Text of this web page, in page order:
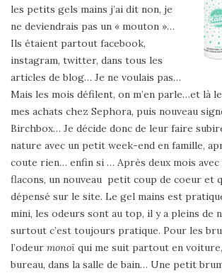
les petits gels mains j’ai dit non, je
ne deviendrais pas un « mouton »…
Ils étaient partout facebook,
instagram, twitter, dans tous les
articles de blog… Je ne voulais pas…
Mais les mois défilent, on m’en parle…et là
mes achats chez Sephora, puis nouveau
Birchbox… Je décide donc de leur faire
nature avec un petit week-end en famille,
coute rien… enfin si … Après deux mois
flacons, un nouveau petit coup de coeur et
dépensé sur le site. Le gel mains est
mini, les odeurs sont au top, il y a pleins de
surtout c’est toujours pratique. Pour les
l’odeur monoï qui me suit partout en
bureau, dans la salle de bain… Une petit